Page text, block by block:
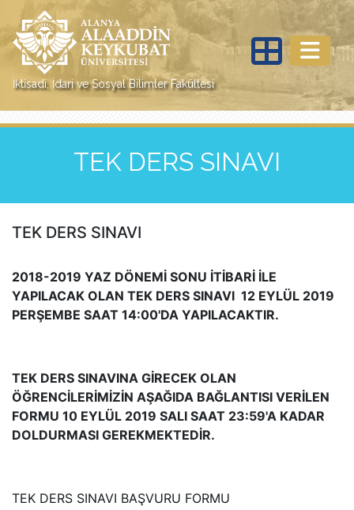
İktisadi, İdari ve Sosyal Bilimler Fakültesi
TEK DERS SINAVI
TEK DERS SINAVI
2018-2019 YAZ DÖNEMİ SONU İTİBARİ İLE
YAPILACAK OLAN TEK DERS SINAVI 12 EYLÜL 2019
PERŞEMBE SAAT 14:00'DA YAPILACAKTIR.
TEK DERS SINAVINA GİRECEK OLAN
ÖĞRENCİLERİMİZİN AŞAĞIDA BAĞLANTISI VERİLEN
FORMU 10 EYLÜL 2019 SALI SAAT 23:59'A KADAR
DOLDURMASI GEREKMEKTEDİR.
TEK DERS SINAVI BAŞVURU FORMU